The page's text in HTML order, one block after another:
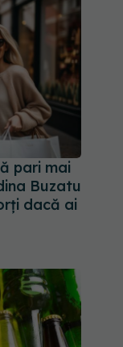
pari mai
Buzatu
dacă ai